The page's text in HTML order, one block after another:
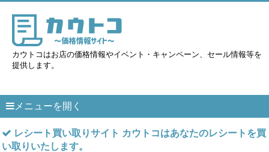
カウトコはお店の価格情報やイベント・キャンペーン、セール情報等を
提供します。
メニューを開く
レシート買い取りサイト カウトコはあなたのレシートを買
い取りいたします。